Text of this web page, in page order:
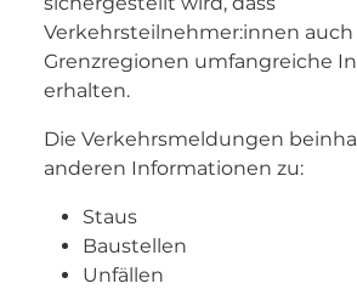
Verkehrsteilnehmer:innen
Grenzregionen umfangreiche
erhalten.
Die Verkehrsmeldungen
anderen Informationen zu:
Staus
Baustellen
Unfällen